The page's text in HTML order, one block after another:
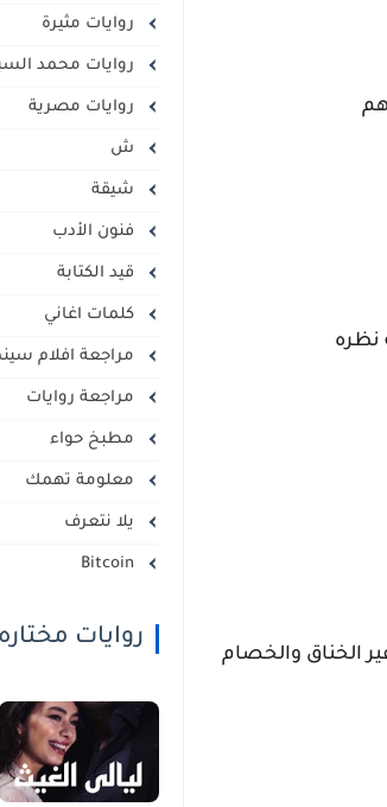
نظره
الخناق والخصام
روايات مثيرة
روايات محمد
روايات مصرية
ش
شيقة
فنون الأدب
قيد الكتابة
كلمات اغاني
مراجعة افلام
مراجعة روايات
مطبخ حواء
معلومة تهمك
يلا نتعرف
روايات مختاره